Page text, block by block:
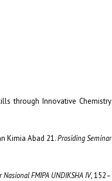
through Innovative Chemistry
Kimia Abad 21.Prosiding Seminar
Nasional FMIPA UNDIKSHA IV, 152–